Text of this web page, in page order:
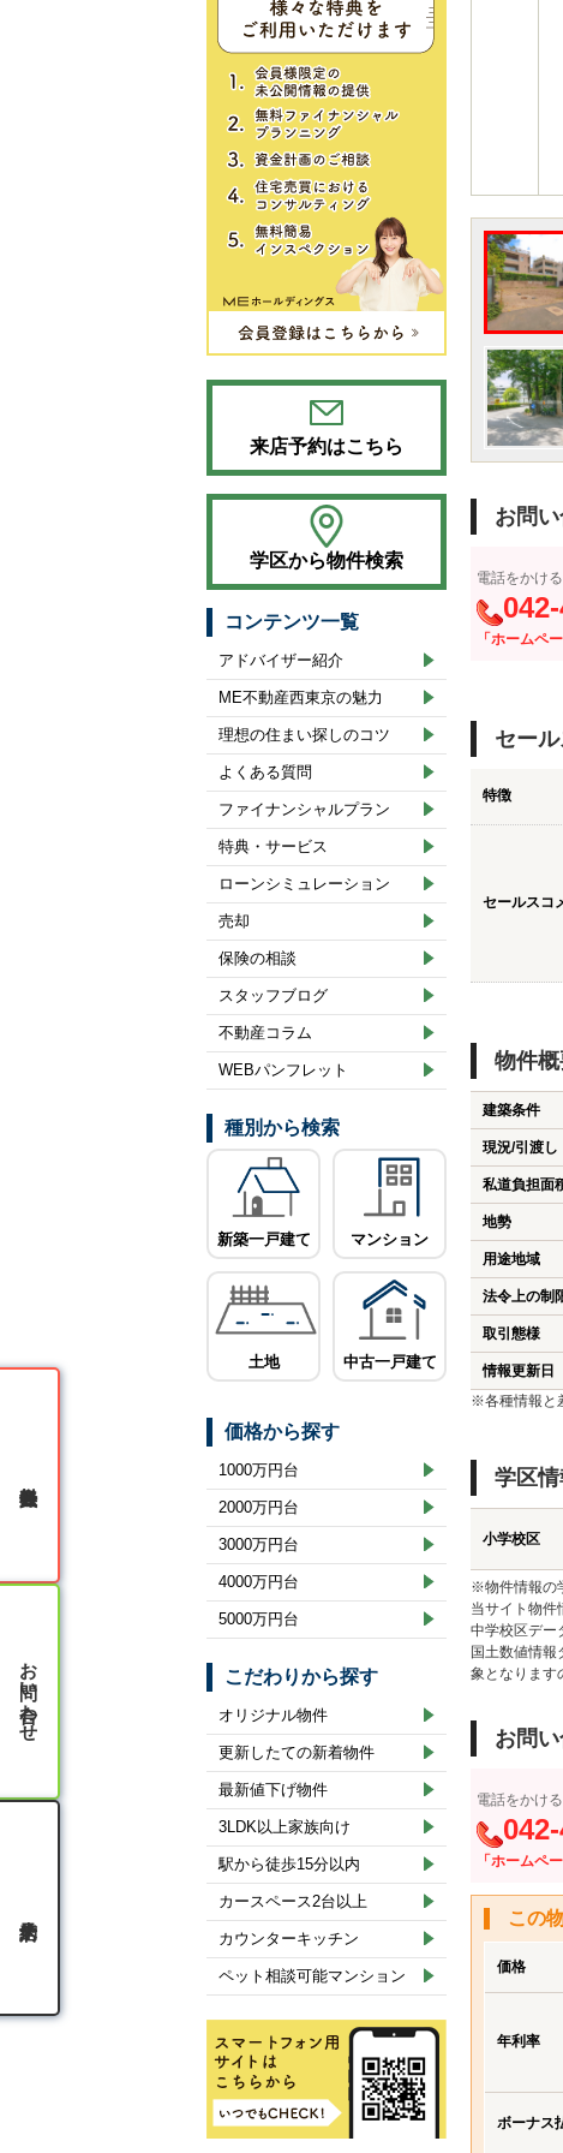
お問
電話をかけ
「ホームペ
セー
特徴
セールスコ
物件
建築条件
現況/引渡し
私道負担面
地勢
用途地域
法令上の制
取引態様
情報更新日
※各種情報と
学区情
小学校区
※物件情報の
当サイト物件
中学校区デー
国土数値情
象となります
お問
電話をかけ
「ホームペ
この
価格
年利率
ボーナス
来店予約はこちら
学区から物件検索
コンテンツ一覧
アドバイザー紹介
ME不動産西東京の魅力
理想の住まい探しのコツ
よくある質問
ファイナンシャルプラン
特典・サービス
ローンシミュレーション
売却
保険の相談
スタッフブログ
不動産コラム
WEBパンフレット
種別から検索
新築一戸建て マンション
土地 中古一戸建て
価格から探す
1000万円台
2000万円台
3000万円台
4000万円台
5000万円台
こだわりから探す
オリジナル物件
更新したての新着物件
最新値下げ物件
3LDK以上家族向け
駅から徒歩15分以内
カースペース2台以上
カウンターキッチン
ペット相談可能マンション
お問い合わせ